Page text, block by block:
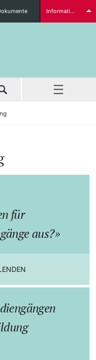
Informationen für...
für
aus?